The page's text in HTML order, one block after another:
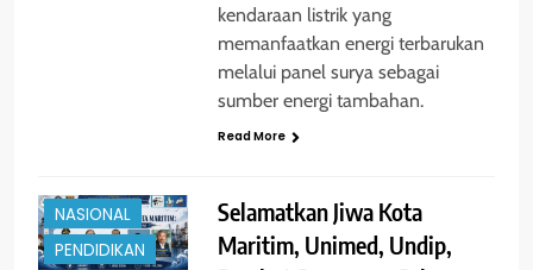
kendaraan listrik yang
memanfaatkan energi terbarukan
melalui panel surya sebagai
sumber energi tambahan.
Read More
NASIONAL
PENDIDIKAN
Selamatkan Jiwa Kota
Maritim, Unimed, Undip,